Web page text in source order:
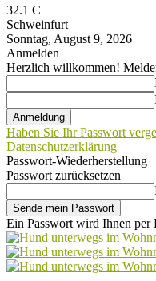
32.1 C
Schweinfurt
Sonntag, August 9, 2026
Anmelden
Herzlich willkommen!
Haben Sie Ihr Passwort
Datenschutzerklärung
Passwort-Wiederherstellung
Passwort zurücksetzen
Ein Passwort wird Ihnen per